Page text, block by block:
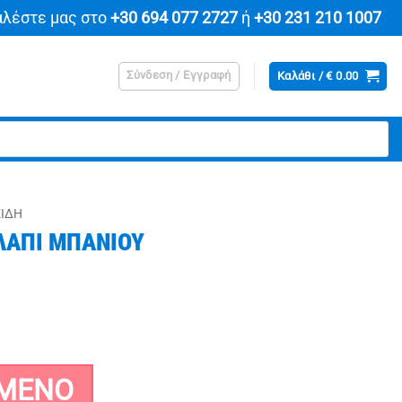
μας στο +30 694 077 2727ή +30 231 210 1007
Σύνδεση / Εγγραφή Καλάθι /€0.00
ΜΠΑΝΙΟΥ